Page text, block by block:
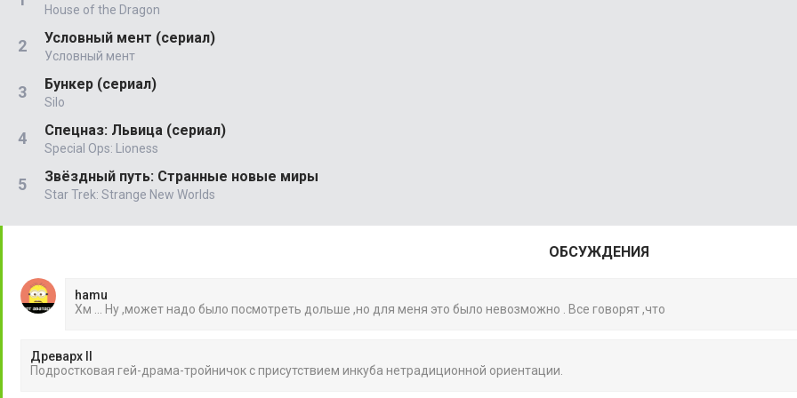
House of the Dragon
Условный мент (сериал)
Условный мент
Бункер (сериал)
Silo
Спецназ: Львица (сериал)
Special Ops: Lioness
Звёздный путь: Странные новые миры
Star Trek: Strange New Worlds
ОБСУЖДЕНИЯ
hamu
Хм ... Ну ,может надо было посмотреть дольше ,но для меня это было невозможно . Все говорят ,что
Древарх II
Подростковая гей-драма-тройничок с присутствием инкуба нетрадиционной ориентации.